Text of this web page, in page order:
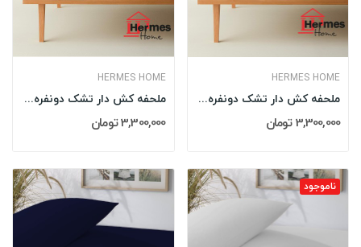
HERMES HOME
ملحفه کش دار تشک دونفره 180 کینگ هرمس HERMES...
3,300,000 تومان
HERMES HOME
ملحفه کش دار تشک دونفره 180 کینگ هرمس HERMES...
3,300,000 تومان
ناموجود